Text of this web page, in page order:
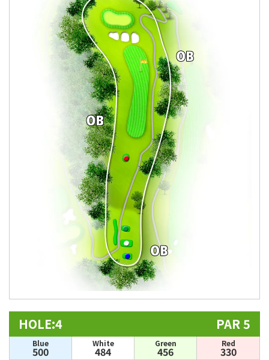
HOLE:4 PAR 5
Blue
500
White
484
Green
456
Red
330